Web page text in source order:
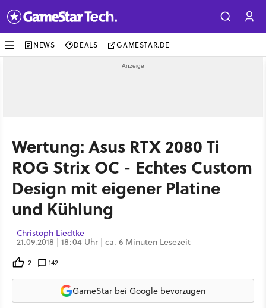
NEWS DEALS GAMESTAR.DE
Wertung: Asus RTX 2080 Ti
ROG Strix OC - Echtes Custom
Design mit eigener Platine
und Kühlung
Christoph Liedtke
21.09.2018 | 18:04 Uhr | ca. 6 Minuten Lesezeit
2 142
GameStar bei Google bevorzugen